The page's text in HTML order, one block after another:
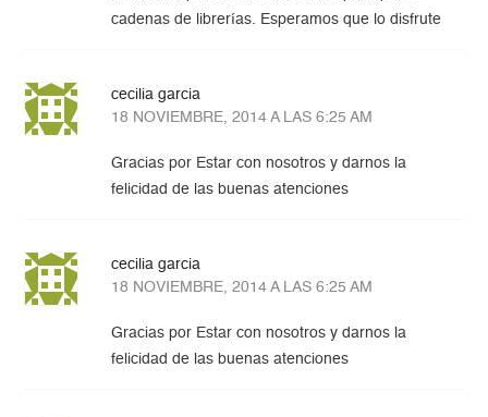
cadenas de librerías. Esperamos que lo disfrute
cecilia garcia
18 NOVIEMBRE, 2014 A LAS 6:25 AM
Gracias por Estar con nosotros y darnos la
felicidad de las buenas atenciones
cecilia garcia
18 NOVIEMBRE, 2014 A LAS 6:25 AM
Gracias por Estar con nosotros y darnos la
felicidad de las buenas atenciones